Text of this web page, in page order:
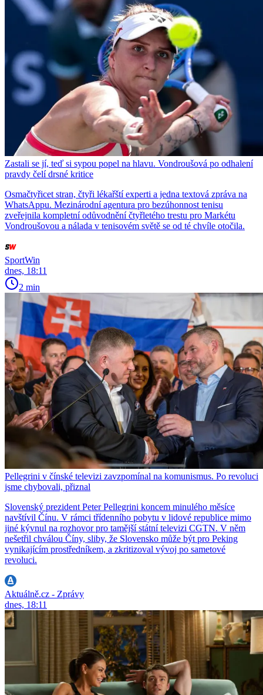
Zastali se jí, teď si sypou popel na hlavu. Vondroušová po odhalení
pravdy čelí drsné kritice
Osmačtyřicet stran, čtyři lékařští experti a jedna textová zpráva na
WhatsAppu. Mezinárodní agentura pro bezúhonnost tenisu
zveřejnila kompletní odůvodnění čtyřletého trestu pro Markétu
Vondroušovou a nálada v tenisovém světě se od té chvíle otočila.
SportWin
dnes, 18:11
2 min
Pellegrini v čínské televizi zavzpomínal na komunismus. Po revoluci
jsme chybovali, přiznal
Slovenský prezident Peter Pellegrini koncem minulého měsíce
navštívil Čínu. V rámci třídenního pobytu v lidové republice mimo
jiné kývnul na rozhovor pro tamější státní televizi CGTN. V něm
nešetřil chválou Číny, sliby, že Slovensko může být pro Peking
vynikajícím prostředníkem, a zkritizoval vývoj po sametové
revoluci.
Aktuálně.cz - Zprávy
dnes, 18:11